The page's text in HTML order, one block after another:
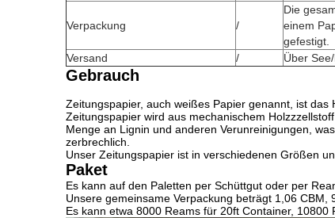
Verpackung /
Die
einem
gefestigt.
Versand
/ Über
Gebrauch
Zeitungspapier, auch weißes Papier genannt, ist
Zeitungspapier wird aus mechanischem
Menge an Lignin und anderen Verunreinigungen,
zerbrechlich.
Unser Zeitungspapier ist in verschiedenen Größen
Paket
Es kann auf den Paletten per Schüttgut oder per
Unsere gemeinsame Verpackung beträgt 1,06 CBM,
Es kann etwa 8000 Reams für 20ft Container, 10800